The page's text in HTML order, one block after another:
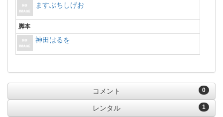
ますぶちしげお
脚本
神田はるを
0
コメント
1
レンタル